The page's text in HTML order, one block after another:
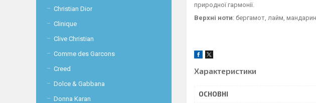
природної гармонії.
Верхні ноти: бергамот, лайм,
Характеристики
ОСНОВНІ
Christian Dior
Clinique
Clive Christian
Comme des Garcons
Creed
Dolce & Gabbana
Donna Karan